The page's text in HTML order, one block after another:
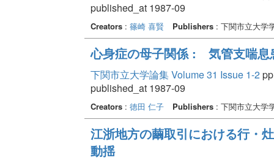
published_at 1987-09
Creators: 篠崎 喜賢 Publishers: 下関市立大学
心身症の母子関係 : 気管支喘息
下関市立大学論集 Volume 31 Issue 1-2
published_at 1987-09
Creators: 徳田 仁子 Publishers: 下関市立大学
江浙地方の繭取引における行・
動揺